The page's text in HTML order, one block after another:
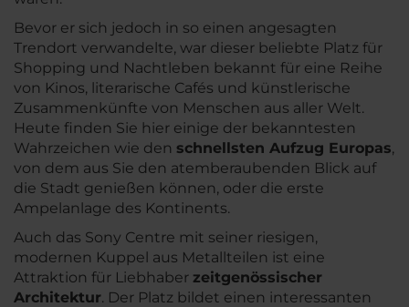
Bevor er sich jedoch in so einen angesagten
Trendort verwandelte, war dieser beliebte Platz für
Shopping und Nachtleben bekannt für eine Reihe
von Kinos, literarische Cafés und künstlerische
Zusammenkünfte von Menschen aus aller Welt.
Heute finden Sie hier einige der bekanntesten
Wahrzeichen wie den schnellsten Aufzug Europas,
von dem aus Sie den atemberaubenden Blick auf
die Stadt genießen können, oder die erste
Ampelanlage des Kontinents.
Auch das Sony Centre mit seiner riesigen,
modernen Kuppel aus Metallteilen ist eine
Attraktion für Liebhaber zeitgenössischer
Architektur. Der Platz bildet einen interessanten